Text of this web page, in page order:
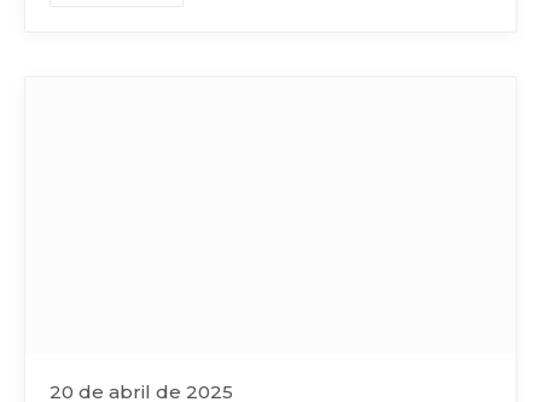
20 de abril de 2025